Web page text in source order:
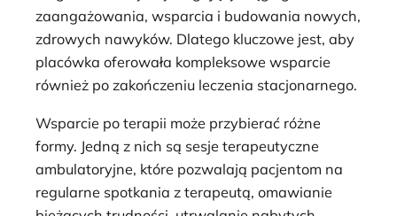
zaangażowania, wsparcia i budowania nowych,
zdrowych nawyków. Dlatego kluczowe jest, aby
placówka oferowała kompleksowe wsparcie
również po zakończeniu leczenia stacjonarnego.
Wsparcie po terapii może przybierać różne
formy. Jedną z nich są sesje terapeutyczne
ambulatoryjne, które pozwalają pacjentom na
regularne spotkania z terapeutą, omawianie